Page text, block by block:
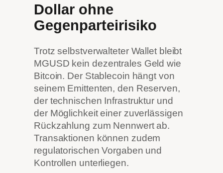
Dollar ohne
Gegenparteirisiko
Trotz selbstverwalteter Wallet bleibt
MGUSD kein dezentrales Geld wie
Bitcoin. Der Stablecoin hängt von
seinem Emittenten, den Reserven,
der technischen Infrastruktur und
der Möglichkeit einer zuverlässigen
Rückzahlung zum Nennwert ab.
Transaktionen können zudem
regulatorischen Vorgaben und
Kontrollen unterliegen.